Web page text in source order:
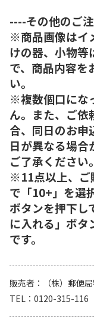
----その他のご
※商品画像はイ
けの器、小物等
で、商品内容を
い。
※複数個口にな
ん。また、ご依
合、同日のお申
日が異なる場合
ご了承ください。
※11点以上、ご
で「10+」を選
ボタンを押下し
に入れる」ボ
です。
販売者
（株）郵便
TEL
0120-315-116